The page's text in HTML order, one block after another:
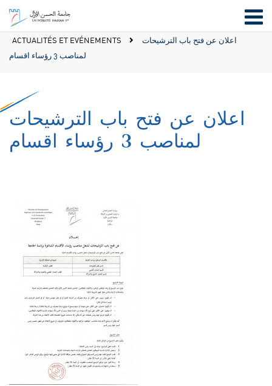
ACTUALITÉS ET EVÉNEMENTS
اعلان عن فتح باب الترشيحات
لمناصب 3 رؤساء اقسام
اعلان عن فتح باب الترشيحات
لمناصب 3 رؤساء اقسام